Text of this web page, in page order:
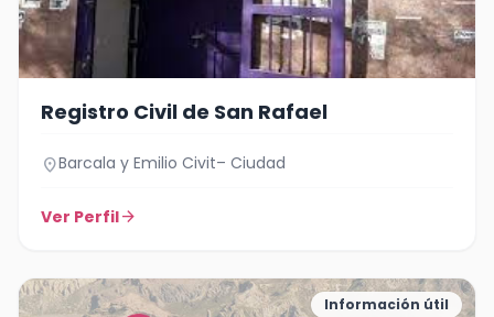
Registro Civil de San Rafael
location_onBarcala y Emilio Civit– Ciudad
Ver Perfilarrow_forward
Información útil